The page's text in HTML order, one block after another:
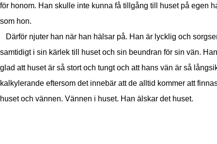
för honom. Han skulle inte kunna få tillgång till huset på egen
som hon.
Därför njuter han när han hälsar på. Han är lycklig och
samtidigt i sin kärlek till huset och sin beundran för sin vän.
glad att huset är så stort och tungt och att hans vän är så
kalkylerande eftersom det innebär att de alltid kommer att
huset och vännen. Vännen i huset. Han älskar det huset.